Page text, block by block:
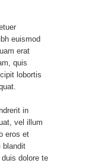
euismod
erat
quis
lobortis
in
vel illum
eros et
blandit
dolore te